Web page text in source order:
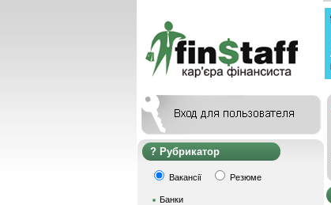
Рубрикатор
Вакансії Резюме
Банки